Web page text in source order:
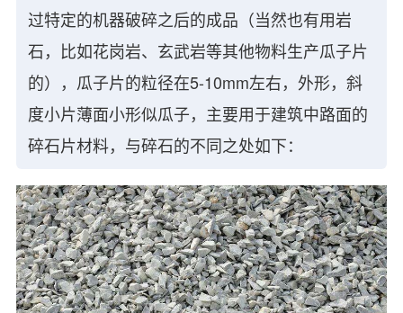
过特定的机器破碎之后的成品（当然也有用岩
石，比如花岗岩、玄武岩等其他物料生产瓜子片
的），瓜子片的粒径在5-10mm左右，外形，斜
度小片薄面小形似瓜子，主要用于建筑中路面的
碎石片材料，与碎石的不同之处如下：